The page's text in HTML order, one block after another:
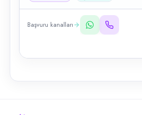
Başvuru kanalları